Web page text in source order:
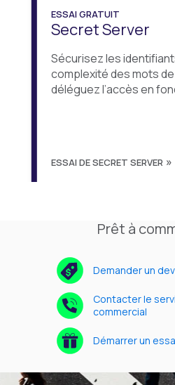
ESSAI GRATUIT
Secret Server
Sécurisez les
complexité des mots
déléguez l’accès en
ESSAI DE SECRET SERVER
Prêt à
Demander un
Contacter le
commercial
Démarrer un